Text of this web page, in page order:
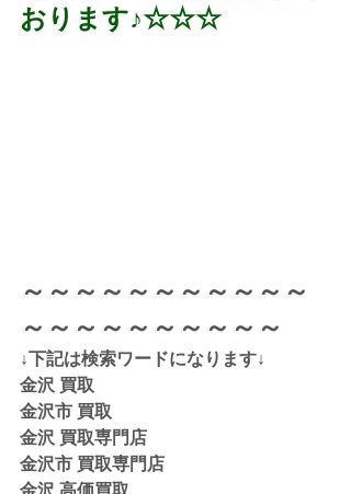
おります♪☆☆☆
～～～～～～～～～～～
～～～～～～～～～～
↓下記は検索ワードになります↓
金沢 買取
金沢市 買取
金沢 買取専門店
金沢市 買取専門店
金沢 高価買取